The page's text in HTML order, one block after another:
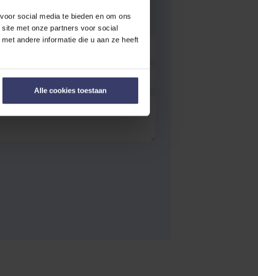
social media te bieden en om ons
met onze partners voor social
andere informatie die u aan ze heeft
Alle cookies toestaan